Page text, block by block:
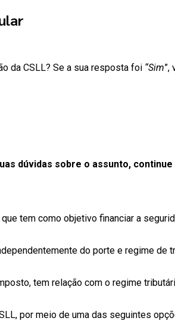
da CSLL? Se a sua resposta foi “Sim”,
dúvidas sobre o assunto,
tem como objetivo financiar a
do porte e regime de
tem relação com o regime
por meio de uma das seguintes